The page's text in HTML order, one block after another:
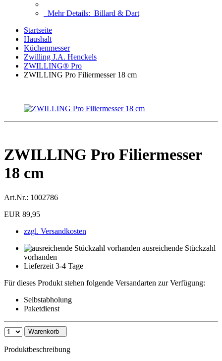
Mehr Details: Billard & Dart
Startseite
Haushalt
Küchenmesser
Zwilling J.A. Henckels
ZWILLING® Pro
ZWILLING Pro Filiermesser 18 cm
ZWILLING Pro Filiermesser
18 cm
Art.Nr.: 1002786
EUR 89,95
zzgl. Versandkosten
ausreichende Stückzahl
vorhanden
Lieferzeit 3-4 Tage
Für dieses Produkt stehen folgende Versandarten zur Verfügung:
Selbstabholung
Paketdienst
Warenkorb
Produktbeschreibung